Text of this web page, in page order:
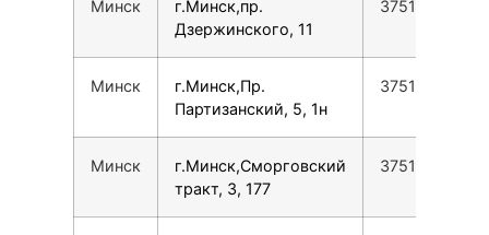
Минск
г.Минск,пр.
Дзержинского, 11
Минск
г.Минск,Пр.
Партизанский, 5, 1н
Минск
г.Минск,Сморговский
тракт, 3, 177